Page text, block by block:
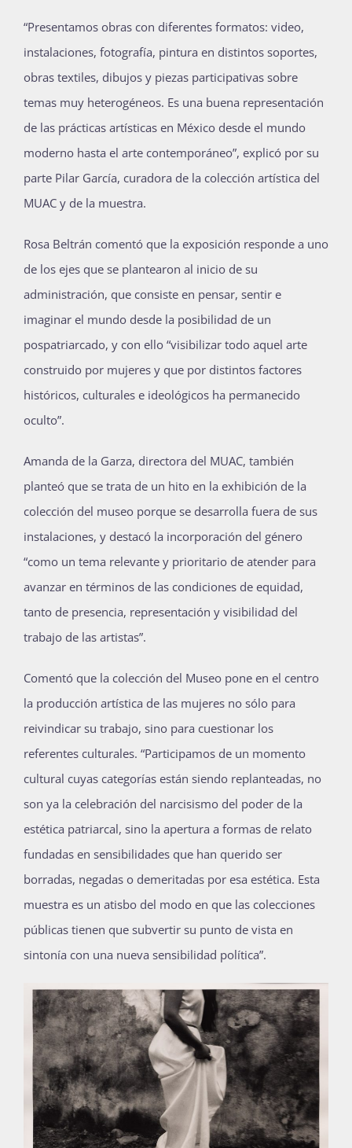
“Presentamos obras con diferentes formatos: video,
instalaciones, fotografía, pintura en distintos soportes,
obras textiles, dibujos y piezas participativas sobre
temas muy heterogéneos. Es una buena representación
de las prácticas artísticas en México desde el mundo
moderno hasta el arte contemporáneo”, explicó por su
parte Pilar García, curadora de la colección artística del
MUAC y de la muestra.
Rosa Beltrán comentó que la exposición responde a uno
de los ejes que se plantearon al inicio de su
administración, que consiste en pensar, sentir e
imaginar el mundo desde la posibilidad de un
pospatriarcado, y con ello “visibilizar todo aquel arte
construido por mujeres y que por distintos factores
históricos, culturales e ideológicos ha permanecido
oculto”.
Amanda de la Garza, directora del MUAC, también
planteó que se trata de un hito en la exhibición de la
colección del museo porque se desarrolla fuera de sus
instalaciones, y destacó la incorporación del género
“como un tema relevante y prioritario de atender para
avanzar en términos de las condiciones de equidad,
tanto de presencia, representación y visibilidad del
trabajo de las artistas”.
Comentó que la colección del Museo pone en el centro
la producción artística de las mujeres no sólo para
reivindicar su trabajo, sino para cuestionar los
referentes culturales. “Participamos de un momento
cultural cuyas categorías están siendo replanteadas, no
son ya la celebración del narcisismo del poder de la
estética patriarcal, sino la apertura a formas de relato
fundadas en sensibilidades que han querido ser
borradas, negadas o demeritadas por esa estética. Esta
muestra es un atisbo del modo en que las colecciones
públicas tienen que subvertir su punto de vista en
sintonía con una nueva sensibilidad política”.